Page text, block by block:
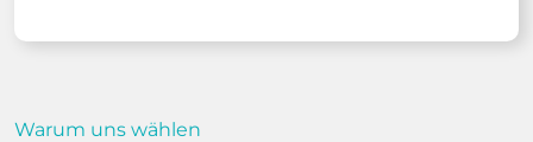
Warum uns wählen